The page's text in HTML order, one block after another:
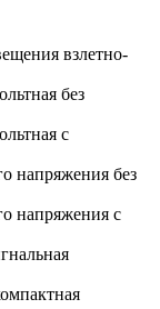
взлетно-
без
с
напряжения без
напряжения с